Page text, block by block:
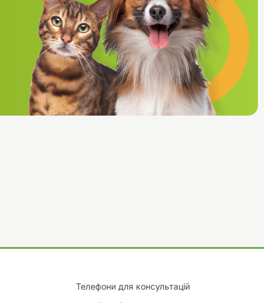
Телефони для консультацій